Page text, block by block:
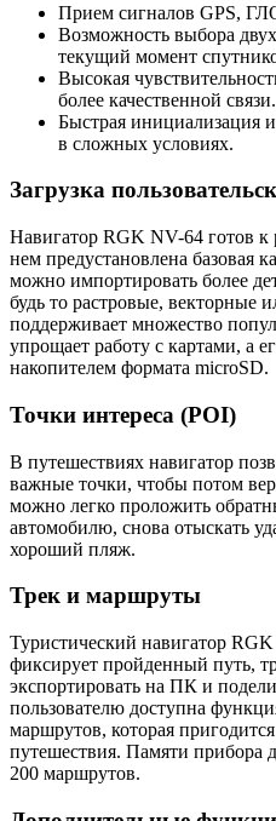
Прием сигналов GPS,
Возможность выбора
текущий момент
Высокая
более качественной связи.
Быстрая инициализация
в сложных условиях.
Загрузка
Навигатор RGK NV-64 готов к
нем предустановлена базовая
можно импортировать более
будь то растровые, векторные
поддерживает множество
упрощает работу с картами, а
накопителем формата microSD.
Точки интереса (POI)
В путешествиях навигатор
важные точки, чтобы потом
можно легко проложить
автомобилю, снова отыскать
хороший пляж.
Трек и маршруты
Туристический навигатор
фиксирует пройденный путь,
экспортировать на ПК и
пользователю доступна
маршрутов, которая
путешествия. Памяти прибора
200 маршрутов.